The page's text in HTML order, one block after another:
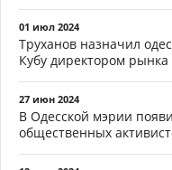
01 июл 2024
Труханов назначил
Кубу директором рынка
27 июн 2024
В Одесской мэрии
общественных